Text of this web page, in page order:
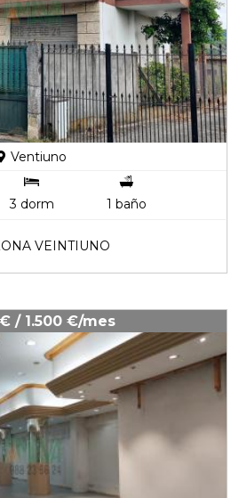
Ventiuno
3 dorm 1 baño
VEINTIUNO
/ 1.500 €/mes